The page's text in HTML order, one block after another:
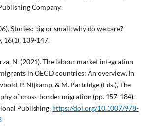
Company.
Stories: big or small: why do we care?
16(1), 139-147.
N. (2021). The labour market integration
in OECD countries: An overview. In
P. Nijkamp, & M. Partridge (Eds.), The
of cross-border migration (pp. 157-184).
Publishing. https://doi.org/10.1007/978-